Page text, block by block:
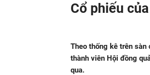
Cổ phiếu
Theo thống kê trên sàn
thành viên Hội đồng
qua.